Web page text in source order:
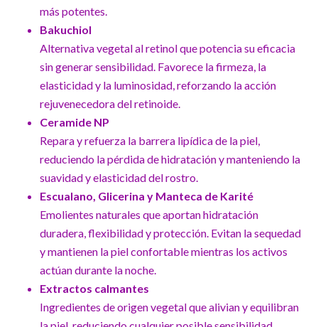
más potentes.
Bakuchiol
Alternativa vegetal al retinol que potencia su eficacia
sin generar sensibilidad. Favorece la firmeza, la
elasticidad y la luminosidad, reforzando la acción
rejuvenecedora del retinoide.
Ceramide NP
Repara y refuerza la barrera lipídica de la piel,
reduciendo la pérdida de hidratación y manteniendo la
suavidad y elasticidad del rostro.
Escualano, Glicerina y Manteca de Karité
Emolientes naturales que aportan hidratación
duradera, flexibilidad y protección. Evitan la sequedad
y mantienen la piel confortable mientras los activos
actúan durante la noche.
Extractos calmantes
Ingredientes de origen vegetal que alivian y equilibran